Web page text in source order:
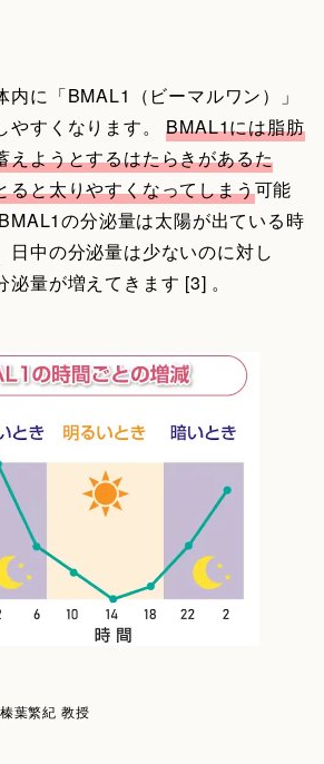
に「BMAL1（ビーマルワン）」
やすくなります。BMAL1には脂肪
えようとするはたらきがあるた
ると太りやすくなってしまう可能
の分泌量は太陽が出ている時
日中の分泌量は少ないのに対し
量が増えてきます [3] 。
葉繁紀 教授